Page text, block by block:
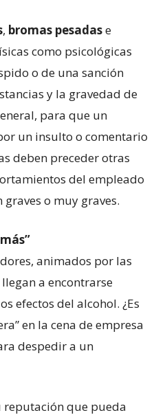
, bromas pesadase
como psicológicas
o de una sanción
y la gravedad de
para que un
un insulto o comentario
deben preceder otras
del empleado
o muy graves.
animados por las
a encontrarse
efectos del alcohol. ¿Es
en la cena de empresa
despedir a un
reputación que pueda